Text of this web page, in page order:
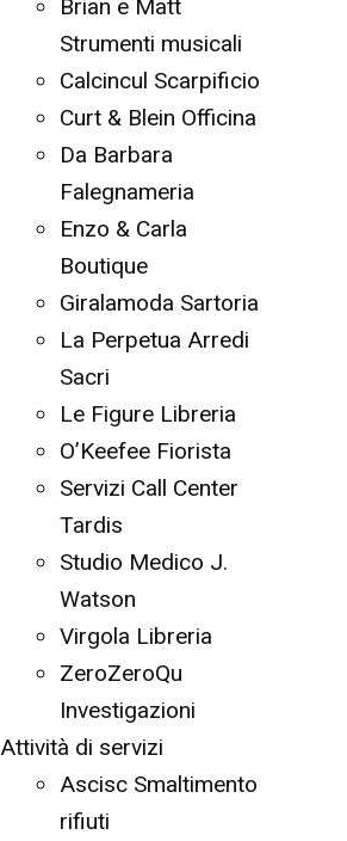
Brian e Matt
Strumenti musicali
Calcincul Scarpificio
Curt & Blein Officina
Da Barbara
Falegnameria
Enzo & Carla
Boutique
Giralamoda Sartoria
La Perpetua Arredi
Sacri
Le Figure Libreria
O’Keefee Fiorista
Servizi Call Center
Tardis
Studio Medico J.
Watson
Virgola Libreria
ZeroZeroQu
Investigazioni
Attività di servizi
Ascisc Smaltimento
rifiuti